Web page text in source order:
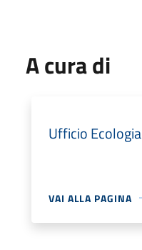
A cura di
Ufficio Ecologia
VAI ALLA PAGINA